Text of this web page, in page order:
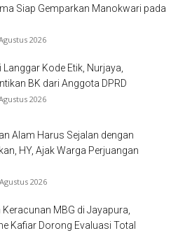
Siap Gemparkan Manokwari pada
2026
Langgar Kode Etik, Nurjaya,
BK dari Anggota DPRD
2026
Alam Harus Sejalan dengan
HY, Ajak Warga Perjuangan
2026
Keracunan MBG di Jayapura,
Kafiar Dorong Evaluasi Total